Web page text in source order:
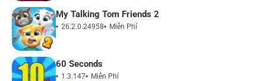
My Talking Tom Friends 2
26.2.0.24958 Miễn Phí
60 Seconds
1.3.147
Miễn Phí